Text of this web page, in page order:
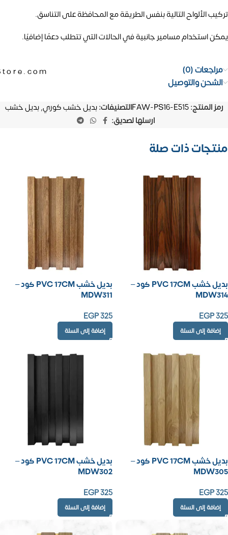
تركيب الألواح التالية بنفس الطريقة مع المحافظة على التناسق.
يمكن استخدام مسامير جانبية في الحالات التي تتطلب دعمًا إضافيًا.
مراجعات (0)
الشحن والتوصيل
رمز المنتج:FAW-PS16-E515التصنيفات:بديل خشب كوري,بديل خشب
ارسلها لصديق:
منتجات ذات صلة
بديل خشب PVC 17CM كود –
MDW314
EGP325
إضافة إلى السلة
بديل خشب PVC 17CM كود –
MDW311
EGP325
إضافة إلى السلة
بديل خشب PVC 17CM كود –
MDW305
EGP325
إضافة إلى السلة
بديل خشب PVC 17CM كود –
MDW302
EGP325
إضافة إلى السلة